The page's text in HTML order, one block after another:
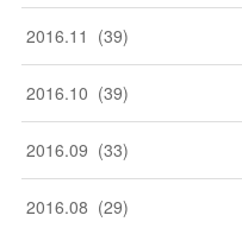
2016.11 (39)
2016.10 (39)
2016.09 (33)
2016.08 (29)